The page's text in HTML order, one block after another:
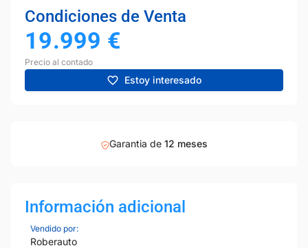
Condiciones de Venta
19.999 €
Precio al contado
Estoy interesado
Garantia de 12 meses
Información adicional
Vendido por:
Roberauto